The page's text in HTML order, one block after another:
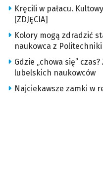
Kręcili w pałacu.
[ZDJĘCIA]
Kolory mogą zdradzić
naukowca z
Gdzie „chowa się”
lubelskich naukowców
Najciekawsze zamki w